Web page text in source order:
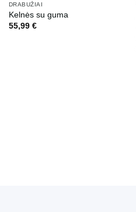
DRABUŽIAI
Kelnės su guma
55,99 €